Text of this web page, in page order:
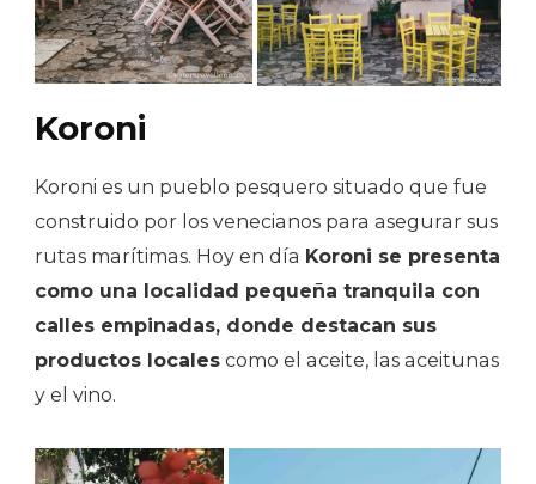
Koroni
Koroni es un pueblo pesquero situado que fue
construido por los venecianos para asegurar sus
rutas marítimas. Hoy en día Koroni se presenta
como una localidad pequeña tranquila con
calles empinadas, donde destacan sus
productos locales como el aceite, las aceitunas
y el vino.